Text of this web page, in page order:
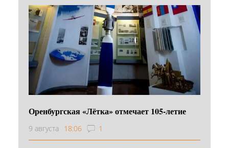
Оренбургская «Лётка» отмечает 105-летие
9 августа 18:06 1